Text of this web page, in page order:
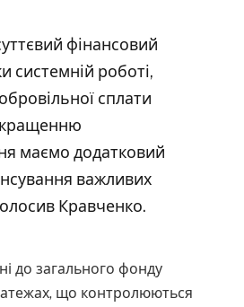
фінансовий
системній роботі,
сплати
маємо додатковий
важливих
Кравченко.
до загального фонду
що контролюються